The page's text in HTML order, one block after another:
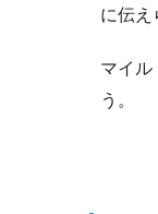
に伝え
マイル
う。